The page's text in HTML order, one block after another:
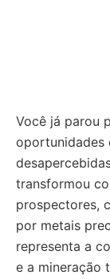
Você já parou
oportunidades
transformou
prospectores,
por metais
representa a
e a mineração